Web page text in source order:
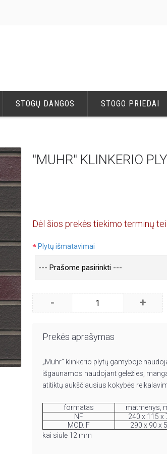
STOGŲ DANGOS STOGO PRIEDAI
"MUHR" KLINKERIO
Dėl šios prekės tiekimo terminų
Plytų išmatavimai
- +
Prekės aprašymas
„Muhr“ klinkerio plytų gamyboje
išgaunamos naudojant geležies,
atitiktų aukščiausius kokybės
formatas matmenys,
NF
240 x 115 x
MOD. F
290 x 90 x
kai siūlė 12 mm